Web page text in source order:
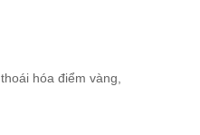
thoái hóa điểm vàng